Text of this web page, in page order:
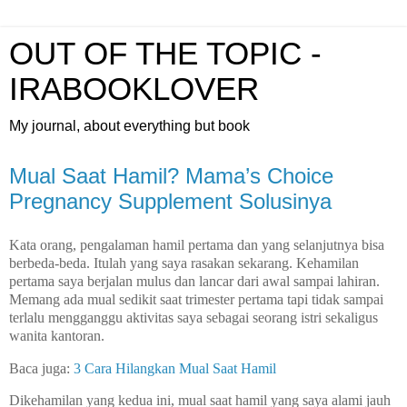
OUT OF THE TOPIC -
IRABOOKLOVER
My journal, about everything but book
Mual Saat Hamil? Mama’s Choice
Pregnancy Supplement Solusinya
Kata orang, pengalaman hamil pertama dan yang selanjutnya bisa
berbeda-beda. Itulah yang saya rasakan sekarang. Kehamilan
pertama saya berjalan mulus dan lancar dari awal sampai lahiran.
Memang ada mual sedikit saat trimester pertama tapi tidak sampai
terlalu mengganggu aktivitas saya sebagai seorang istri sekaligus
wanita kantoran.
Baca juga: 3 Cara Hilangkan Mual Saat Hamil
Dikehamilan yang kedua ini, mual saat hamil yang saya alami jauh